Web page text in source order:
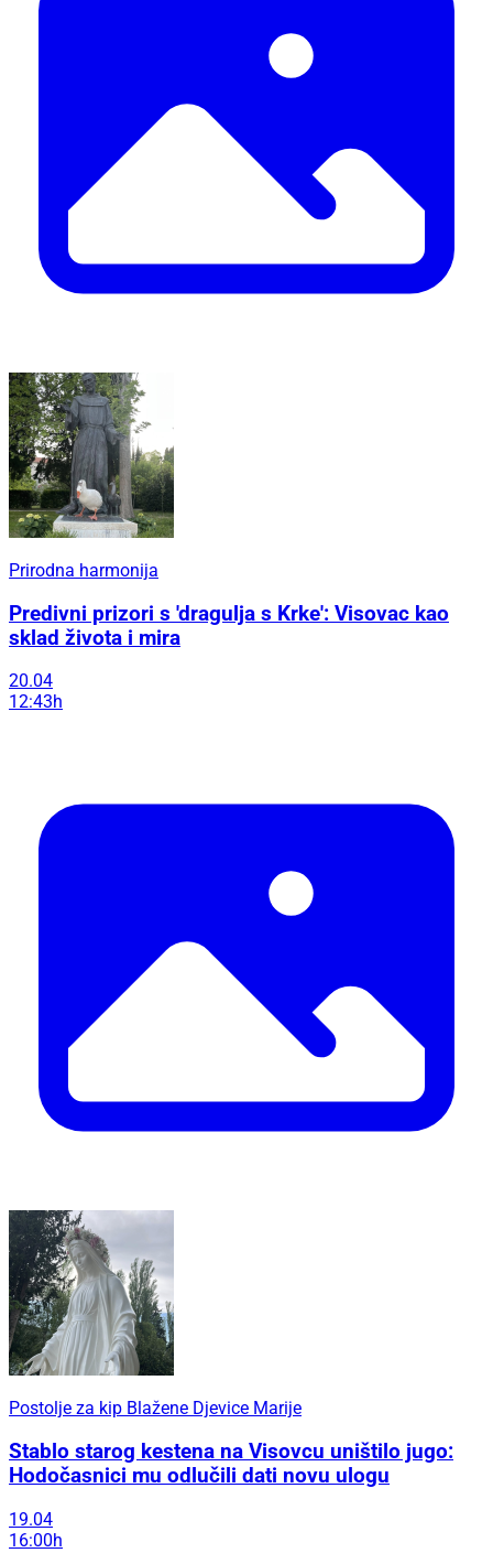
Prirodna harmonija
Predivni prizori s 'dragulja s Krke': Visovac kao
sklad života i mira
20.04
12:43h
Postolje za kip Blažene Djevice Marije
Stablo starog kestena na Visovcu uništilo jugo:
Hodočasnici mu odlučili dati novu ulogu
19.04
16:00h